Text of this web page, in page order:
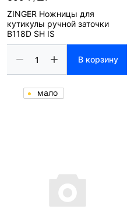
ZINGER Ножницы для
кутикулы ручной заточки
B118D SH IS
В корзину
мало